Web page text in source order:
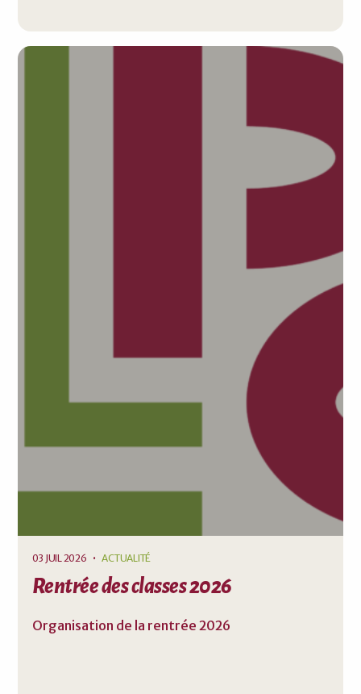
Erfolg!
03 JUIL 2026 •ACTUALITÉ
Rentrée des classes 2026
Organisation de la rentrée 2026